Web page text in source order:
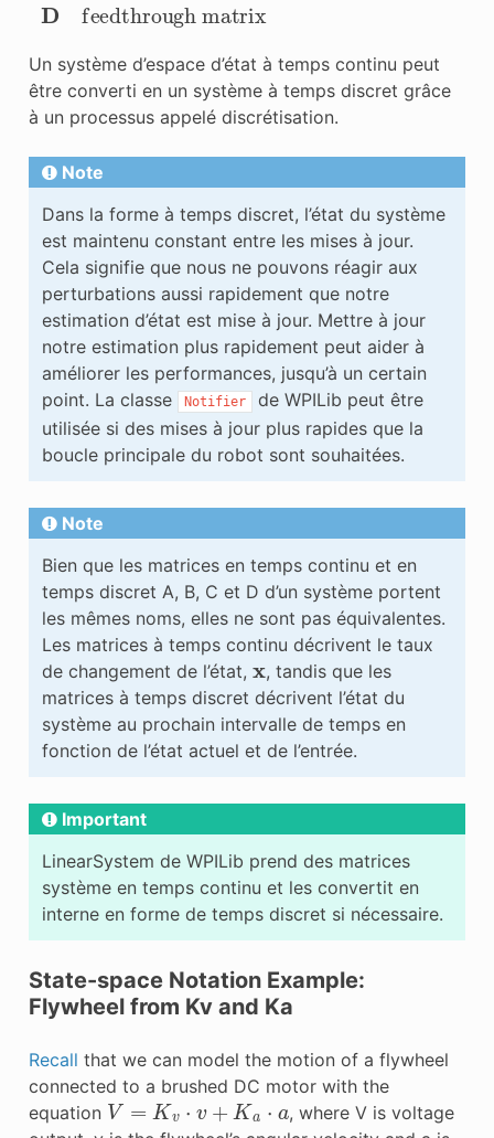
Un système d’espace d’état à temps continu peut
être converti en un système à temps discret grâce
à un processus appelé discrétisation.
Note
Dans la forme à temps discret, l’état du système
est maintenu constant entre les mises à jour.
Cela signifie que nous ne pouvons réagir aux
perturbations aussi rapidement que notre
estimation d’état est mise à jour. Mettre à jour
notre estimation plus rapidement peut aider à
améliorer les performances, jusqu’à un certain
point. La classe
Notifier
de WPILib peut être
utilisée si des mises à jour plus rapides que la
boucle principale du robot sont souhaitées.
Note
Bien que les matrices en temps continu et en
temps discret A, B, C et D d’un système portent
les mêmes noms, elles ne sont pas équivalentes.
Les matrices à temps continu décrivent le taux
de changement de l’état, x, tandis que les
matrices à temps discret décrivent l’état du
système au prochain intervalle de temps en
fonction de l’état actuel et de l’entrée.
Important
LinearSystem de WPILib prend des matrices
système en temps continu et les convertit en
interne en forme de temps discret si nécessaire.
State-space Notation Example:
Flywheel from Kv and Ka
Recall that we can model the motion of a flywheel
connected to a brushed DC motor with the
equation V=Kv⋅v+Ka⋅a
, where V is voltage